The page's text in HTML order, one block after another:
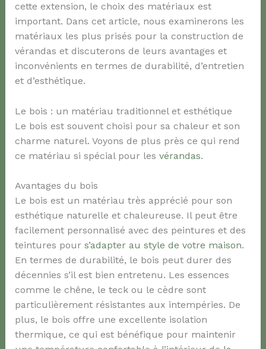
cette extension, le choix des matériaux est
important. Dans cet article, nous examinerons les
matériaux les plus prisés pour la construction de
vérandas et discuterons de leurs avantages et
inconvénients en termes de durabilité, d’entretien
et d’esthétique.
Le bois : un matériau traditionnel et esthétique
Le bois est souvent choisi pour sa chaleur et son
charme naturel. Voyons de plus près ce qui rend
ce matériau si spécial pour les vérandas.
Avantages du bois
Le bois est un matériau très apprécié pour son
esthétique naturelle et chaleureuse. Il peut être
facilement personnalisé avec des peintures et des
teintures pour s’adapter au style de votre maison.
En termes de durabilité, le bois peut durer des
décennies s’il est bien entretenu. Les essences
comme le chêne, le teck ou le cèdre sont
particulièrement résistantes aux intempéries. De
plus, le bois offre une excellente isolation
thermique, ce qui est bénéfique pour maintenir